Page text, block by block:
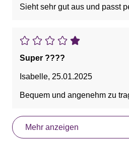
Sieht sehr gut aus und passt
Super ????
Isabelle, 25.01.2025
Bequem und angenehm zu
Mehr anzeigen